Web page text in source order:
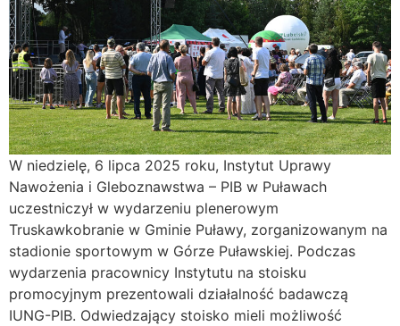
W niedzielę, 6 lipca 2025 roku, Instytut Uprawy
Nawożenia i Gleboznawstwa – PIB w Puławach
uczestniczył w wydarzeniu plenerowym
Truskawkobranie w Gminie Puławy, zorganizowanym na
stadionie sportowym w Górze Puławskiej. Podczas
wydarzenia pracownicy Instytutu na stoisku
promocyjnym prezentowali działalność badawczą
IUNG-PIB. Odwiedzający stoisko mieli możliwość